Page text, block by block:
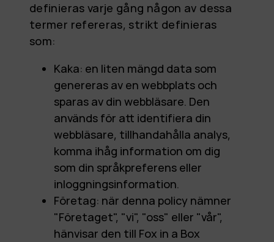
definieras varje gång någon av dessa
termer refereras, strikt definieras
som:
Kaka: en liten mängd data som
genereras av en webbplats och
sparas av din webbläsare. Den
används för att identifiera din
webbläsare, tillhandahålla analys,
komma ihåg information om dig
som din språkpreferens eller
inloggningsinformation.
Företag: när denna policy nämner
"Företaget", "vi", "oss" eller "vår",
hänvisar den till Fox in a Box